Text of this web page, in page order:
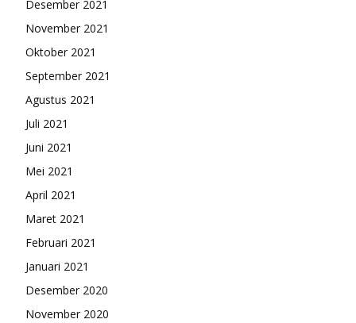
Desember 2021
November 2021
Oktober 2021
September 2021
Agustus 2021
Juli 2021
Juni 2021
Mei 2021
April 2021
Maret 2021
Februari 2021
Januari 2021
Desember 2020
November 2020